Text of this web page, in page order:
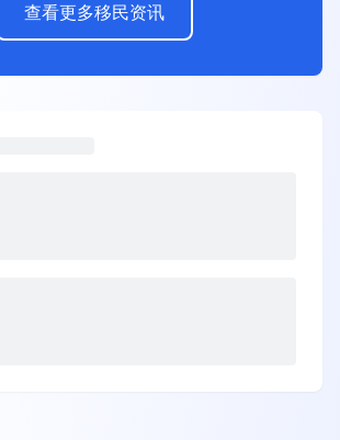
查看更多移民资讯